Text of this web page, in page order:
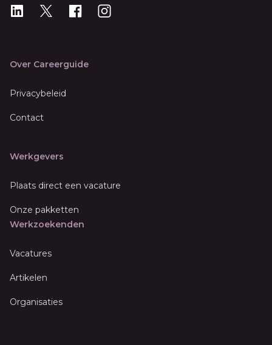
LinkedIn
X Instagram
Over Careerguide
Privacybeleid
Contact
Werkgevers
Plaats direct een vacature
Onze pakketten
Werkzoekenden
Vacatures
Artikelen
Organisaties